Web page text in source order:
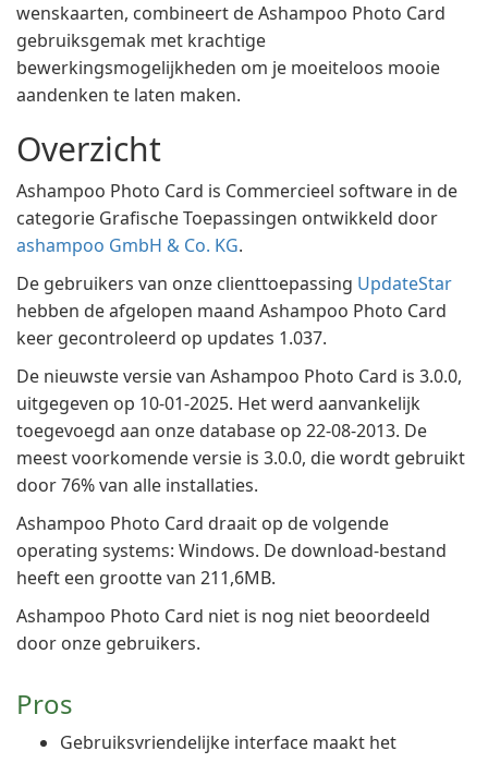
wenskaarten, combineert de Ashampoo Photo Card
gebruiksgemak met krachtige
bewerkingsmogelijkheden om je moeiteloos mooie
aandenken te laten maken.
Overzicht
Ashampoo Photo Card is Commercieel software in de
categorie Grafische Toepassingen ontwikkeld door
ashampoo GmbH & Co. KG.
De gebruikers van onze clienttoepassing UpdateStar
hebben de afgelopen maand Ashampoo Photo Card
keer gecontroleerd op updates 1.037.
De nieuwste versie van Ashampoo Photo Card is 3.0.0,
uitgegeven op 10-01-2025. Het werd aanvankelijk
toegevoegd aan onze database op 22-08-2013. De
meest voorkomende versie is 3.0.0, die wordt gebruikt
door 76% van alle installaties.
Ashampoo Photo Card draait op de volgende
operating systems: Windows. De download-bestand
heeft een grootte van 211,6MB.
Ashampoo Photo Card niet is nog niet beoordeeld
door onze gebruikers.
Pros
Gebruiksvriendelijke interface maakt het